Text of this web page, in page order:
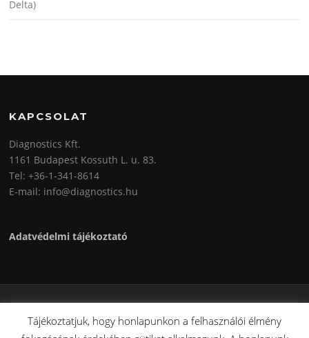
Delta)
KAPCSOLAT
Diagnostics Kft.
1161 Budapest Kossuth L. u. 83.
Tel: +36-1-341-8614
E-mail: info@diagnostics.hu
Adatvédelmi tájékoztató
Copyright © 2026 Diagnostics Kft.. Minden Jog Fenntartva.
Screenr parallax theme által FameThemes
Tájékoztatjuk, hogy honlapunkon a felhasználói élmény